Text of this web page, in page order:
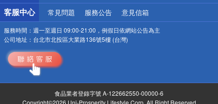
客服中心 常見問題 服務公告 意見信箱
服務時間： 週一至週日 09:00-21:00，例假日依網站公告為主
公司地址： 台北市北投區大業路136號5樓 (台灣)
食品業者登錄字號 A-122662550-00000-6
Copyright©2026 Uni-Prosperity Lifestyle Corp. All Right Reserved